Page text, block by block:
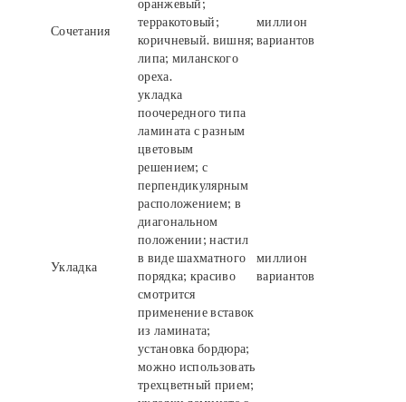
Сочетания
оранжевый;
терракотовый;
коричневый. вишня;
липа; миланского
ореха.
миллион
вариантов
Укладка
укладка
поочередного типа
ламината с разным
цветовым
решением; с
перпендикулярным
расположением; в
диагональном
положении; настил
в виде шахматного
порядка; красиво
смотрится
применение вставок
из ламината;
установка бордюра;
можно использовать
трехцветный прием;
миллион
вариантов